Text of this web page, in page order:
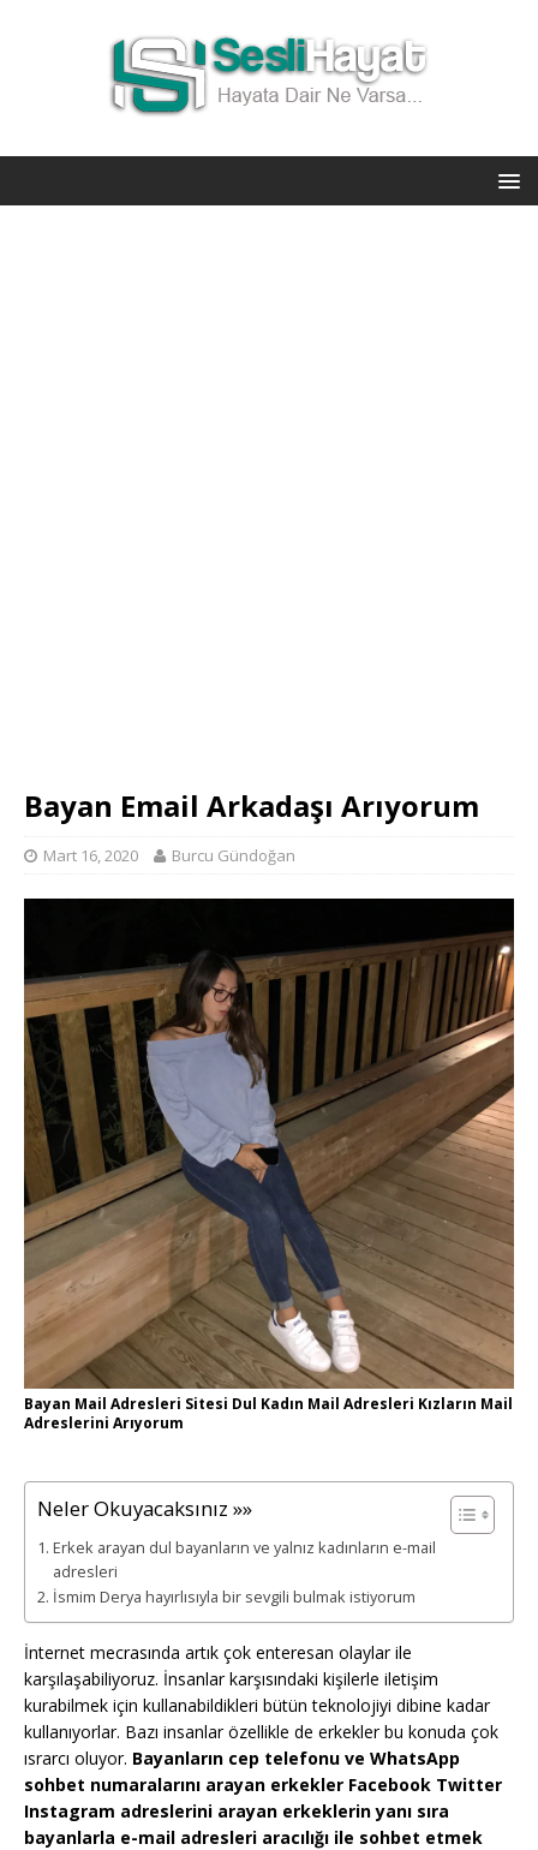
Bayan Email Arkadaşı Arıyorum
Mart 16, 2020 Burcu Gündoğan
Bayan Mail Adresleri Sitesi Dul Kadın Mail Adresleri Kızların Mail
Adreslerini Arıyorum
Neler Okuyacaksınız »»
Erkek arayan dul bayanların ve yalnız kadınların e-mail
adresleri
İsmim Derya hayırlısıyla bir sevgili bulmak istiyorum
İnternet mecrasında artık çok enteresan olaylar ile
karşılaşabiliyoruz. İnsanlar karşısındaki kişilerle iletişim
kurabilmek için kullanabildikleri bütün teknolojiyi dibine kadar
kullanıyorlar. Bazı insanlar özellikle de erkekler bu konuda çok
ısrarcı oluyor. Bayanların cep telefonu ve WhatsApp
sohbet numaralarını arayan erkekler Facebook Twitter
Instagram adreslerini arayan erkeklerin yanı sıra
bayanlarla e-mail adresleri aracılığı ile sohbet etmek